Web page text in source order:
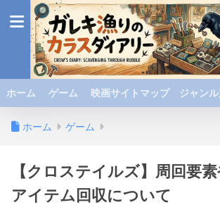
ホーム ゲーム 映画サイトマップ ジャンル
ホーム ゲーム
【クロステイルズ】周回要
アイテム回収について